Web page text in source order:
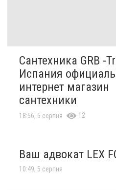
Сантехника GRB -
Испания
интернет магазин
сантехники
18:56, 5 серпня 12
Ваш адвокат LEX
10:49, 5 серпня